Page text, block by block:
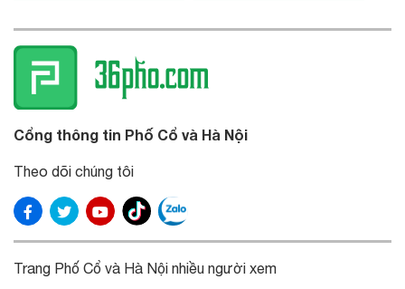
Cổng thông tin Phố Cổ và Hà Nội
Theo dõi chúng tôi
Trang Phố Cổ và Hà Nội nhiều người xem